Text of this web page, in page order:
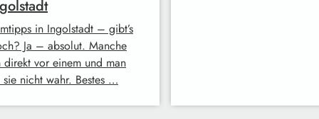
in Ingolstadt – gibt’s
Ja – absolut. Manche
direkt vor einem und man
sie nicht wahr. Bestes …